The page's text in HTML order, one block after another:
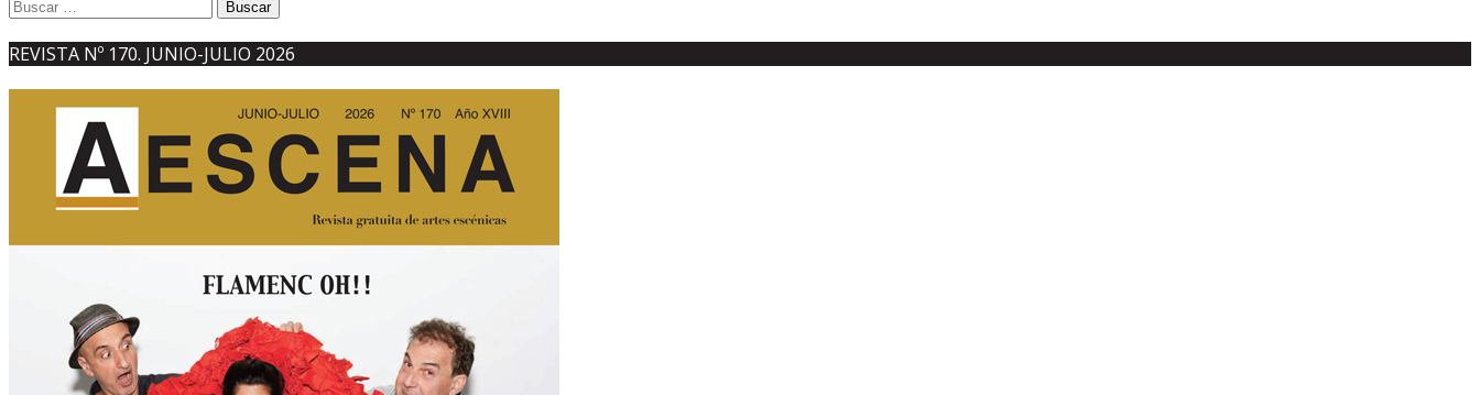
REVISTA Nº 170. JUNIO-JULIO 2026